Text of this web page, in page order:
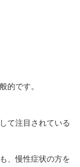
的です。
て注目されている
、慢性症状の方を